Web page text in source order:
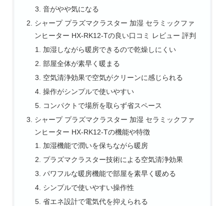
音がやや気になる
シャープ プラズマクラスター 加湿 セラミックファ
ンヒーター HX-RK12-Tの良い口コミ レビュー 評判
加湿しながら暖房できるので乾燥しにくい
部屋全体が素早く暖まる
空気清浄効果で空気がクリーンに感じられる
操作がシンプルで使いやすい
コンパクトで場所を取らず省スペース
シャープ プラズマクラスター 加湿 セラミックファ
ンヒーター HX-RK12-Tの機能や特徴
加湿機能で潤いを保ちながら暖房
プラズマクラスター技術による空気清浄効果
パワフルな暖房機能で部屋を素早く暖める
シンプルで使いやすい操作性
省エネ設計で電気代を抑えられる